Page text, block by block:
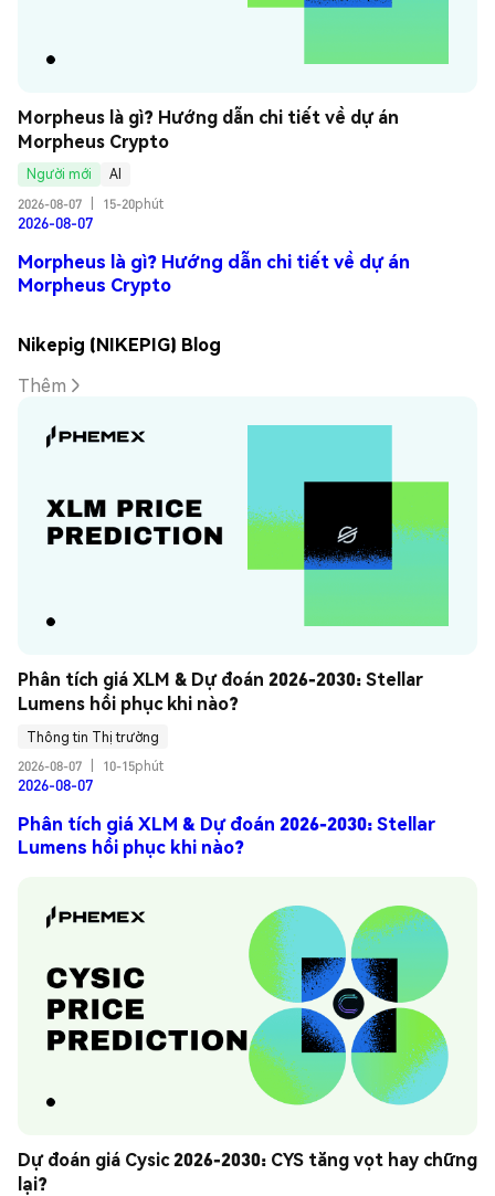
Morpheus là gì? Hướng dẫn chi tiết về dự án
Morpheus Crypto
Người mới
AI
2026-08-07
15-20phút
2026-08-07
Morpheus là gì? Hướng dẫn chi tiết về dự án
Morpheus Crypto
Nikepig (NIKEPIG) Blog
Thêm
Phân tích giá XLM & Dự đoán 2026-2030: Stellar
Lumens hồi phục khi nào?
Thông tin Thị trường
2026-08-07
10-15phút
2026-08-07
Phân tích giá XLM & Dự đoán 2026-2030: Stellar
Lumens hồi phục khi nào?
Dự đoán giá Cysic 2026-2030: CYS tăng vọt hay chững
lại?